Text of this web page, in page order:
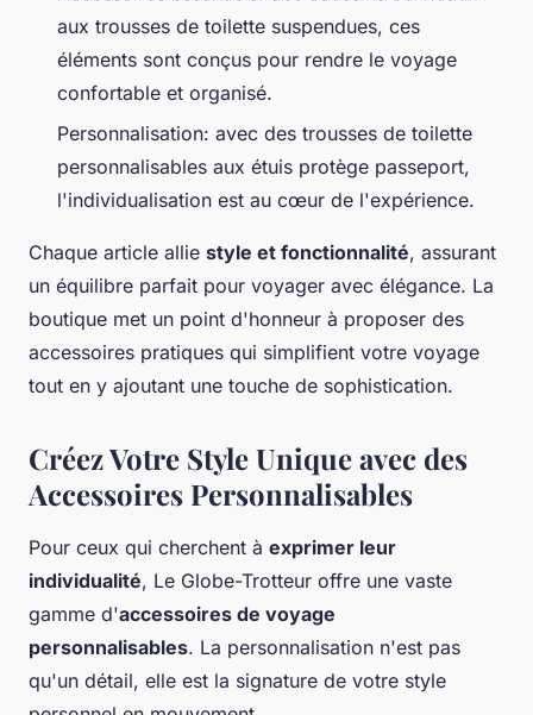
aux trousses de toilette suspendues, ces
éléments sont conçus pour rendre le voyage
confortable et organisé.
Personnalisation: avec des trousses de toilette
personnalisables aux étuis protège passeport,
l'individualisation est au cœur de l'expérience.
Chaque article allie style et fonctionnalité, assurant
un équilibre parfait pour voyager avec élégance. La
boutique met un point d'honneur à proposer des
accessoires pratiques qui simplifient votre voyage
tout en y ajoutant une touche de sophistication.
Créez Votre Style Unique avec des
Accessoires Personnalisables
Pour ceux qui cherchent à exprimer leur
individualité, Le Globe-Trotteur offre une vaste
gamme d'accessoires de voyage
personnalisables. La personnalisation n'est pas
qu'un détail, elle est la signature de votre style